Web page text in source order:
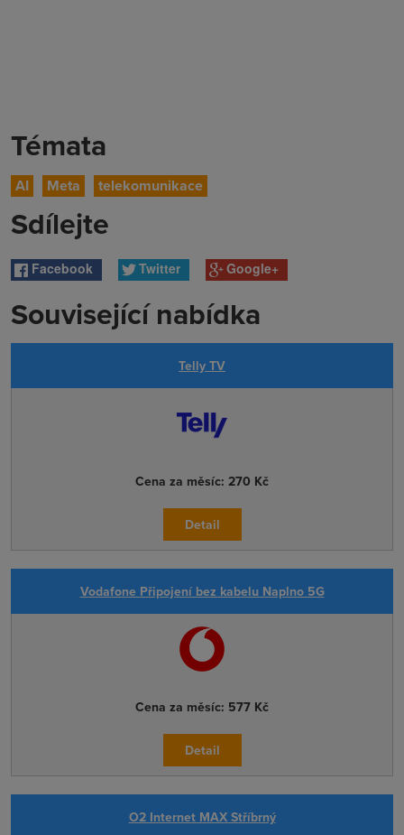
Témata
AI Meta telekomunikace
Sdílejte
Facebook Twitter Google+
Související nabídka
Telly TV
Cena za měsíc: 270 Kč
Detail
Vodafone Připojení bez kabelu Naplno 5G
Cena za měsíc: 577 Kč
Detail
O2 Internet MAX Stříbrný